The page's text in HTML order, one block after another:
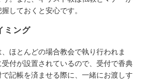
しておくと安心です。
ミング
ほとんどの場合教会で執り行われま
付が設置されているので、受付で香典
記帳を済ませる際に、一緒にお渡しす